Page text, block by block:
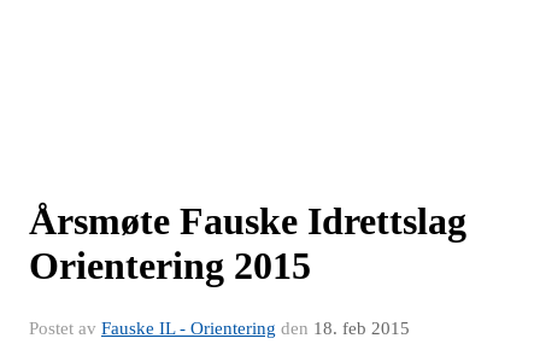
Årsmøte Fauske Idrettslag
Orientering 2015
Postet av Fauske IL - Orientering den 18. feb 2015